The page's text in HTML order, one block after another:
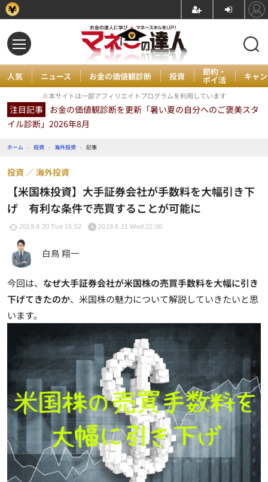
人気 ニュース お金の価値観診断 投資 節約・
ポイ活 キャ
※本サイトは一部アフィリエイトプログラムを利用しています
注目記事 お金の価値観診断を更新「暑い夏の自分へのご褒美スタ
イル診断」2026年8月
ホーム › 投資 › 海外投資 › 記事
【米国株投資】大手証券会社が手数料を大幅引き下
げ 有利な条件で売買することが可能に
投資 海外投資
2019.8.20 Tue 15:52 2019.8.21 Wed 22:00
白鳥 翔一
今回は、 なぜ大手証券会社が米国株の売買手数料を大幅に引き
下げてきたのか、米国株の魅力について解説していきたいと思
います。